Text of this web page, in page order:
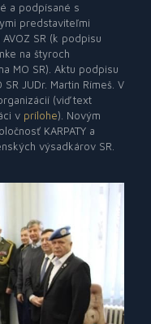
a podpísané s
predstaviteľmi
SR (k podpisu
na štyroch
MO SR). Aktu podpisu
JUDr. Martin Rímeš. V
(viď text
v prílohe). Novým
KARPATY a
výsadkárov SR.